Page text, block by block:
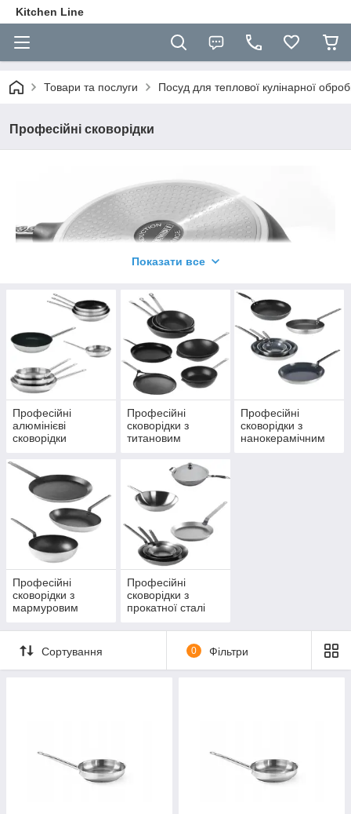
Kitchen Line
Товари та послуги Посуд для теплової кулінарної
Професійні сковорідки
Показати все
Професійні
алюмінієві
сковорідки
Професійні
сковорідки з
титановим
Професійні
сковорідки з
нанокерамічним
Професійні
сковорідки з
мармуровим
покриттям
Професійні
сковорідки з
прокатної сталі
Сортування 0 Фільтри